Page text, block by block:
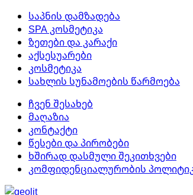
საპნის დამზადება
SPA კოსმეტიკა
ზეთები და კარაქი
აქსესუარები
კოსმეტიკა
სახლის სუნამოების წარმოება
ჩვენ შესახებ
მაღაზია
კონტაქტი
წესები და პირობები
ხშირად დასმული შეკითხვები
კომფიდენციალურობის